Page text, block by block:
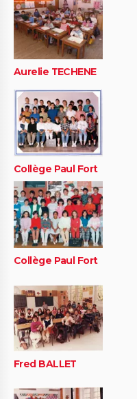
Aurelie TECHENE
Collège Paul Fort
Collège Paul Fort
Fred BALLET